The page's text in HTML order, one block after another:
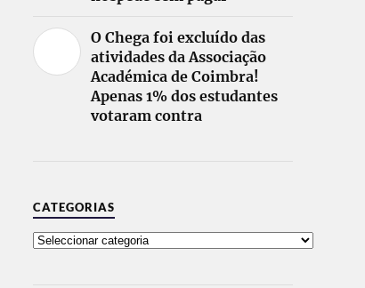
O Chega foi excluído das
atividades da Associação
Académica de Coimbra!
Apenas 1% dos estudantes
votaram contra
CATEGORIAS